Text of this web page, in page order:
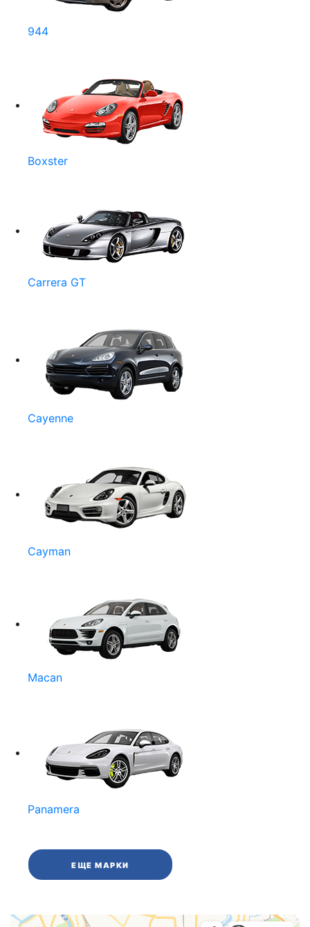
944
Boxster
Carrera GT
Cayenne
Cayman
Macan
Panamera
ЕЩЕ МАРКИ